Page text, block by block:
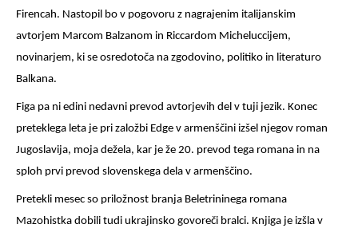
Firencah. Nastopil bo v pogovoru z nagrajenim italijanskim
avtorjem Marcom Balzanom in Riccardom Micheluccijem,
novinarjem, ki se osredotoča na zgodovino, politiko in literaturo
Balkana.
Figa pa ni edini nedavni prevod avtorjevih del v tuji jezik. Konec
preteklega leta je pri založbi Edge v armenščini izšel njegov roman
Jugoslavija, moja dežela, kar je že 20. prevod tega romana in na
sploh prvi prevod slovenskega dela v armenščino.
Pretekli mesec so priložnost branja Beletrininega romana
Mazohistka dobili tudi ukrajinsko govoreči bralci. Knjiga je izšla v